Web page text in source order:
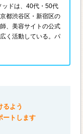
ッドは、40代・50代
都渋谷区・新宿区の
、美容サイトの公式
く活動している。パ
るよう
ートします